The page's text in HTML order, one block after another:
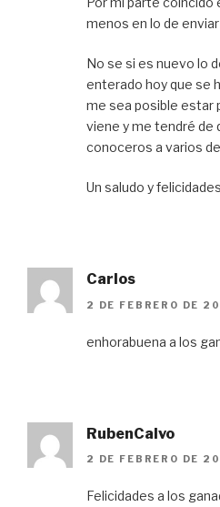
menos en lo de
No se si es nuevo lo
enterado hoy que se
me sea posible estar
viene y me tendré de
conoceros a varios
Un saludo y
Carlos
2 DE FEBRERO DE
enhorabuena a los
RubenCalvo
2 DE FEBRERO DE
Felicidades a los